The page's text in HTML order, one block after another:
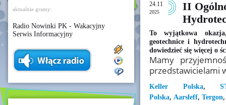
aktualnie gramy:
Radio Nowinki PK - Wakacyjny
Serwis Informacyjny
24.11
2025
II
To wyjątkowa
geotechnice i
dowiedzieć się więcej o
Mamy
przedstawicielami
Keller Polska,
Polska, Aarsleff, Tergon